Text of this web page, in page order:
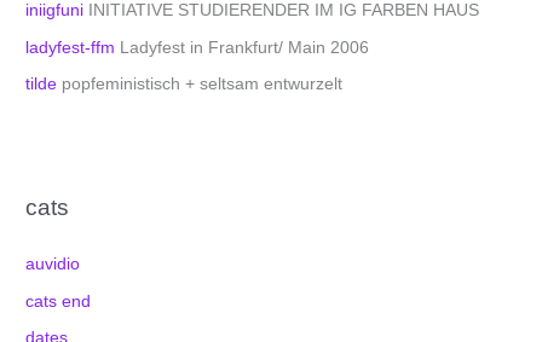
iniigfuni INITIATIVE STUDIERENDER IM IG FARBEN HAUS
ladyfest-ffm Ladyfest in Frankfurt/ Main 2006
tilde popfeministisch + seltsam entwurzelt
cats
auvidio
cats end
dates